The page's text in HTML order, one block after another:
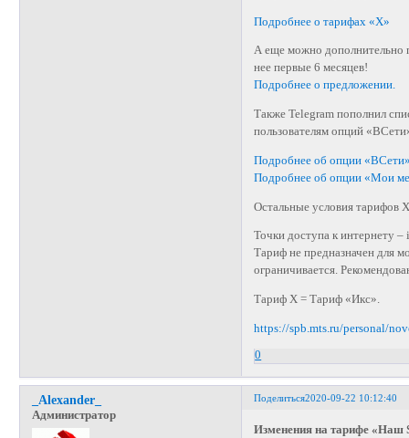
Подробнее о тарифах «Х»
А еще можно дополнительно
нее первые 6 месяцев!
Подробнее о предложении.
Также Telegram пополнил
пользователям опций
Подробнее об опции
Подробнее об опции «Мои
Остальные условия тарифов
Точки доступа к интернету
Тариф не предназначен для
ограничивается.
Тариф Х = Тариф «Икс».
https://spb.mts.ru/personal/
0
Поделиться2020-09-22 10:12:40
_Alexander_
Администратор
Изменения на тарифе «Наш